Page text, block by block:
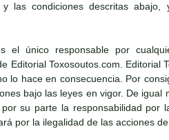
las condiciones descritas
el único responsable por
Editorial Toxosoutos.com.
lo hace en consecuencia. Por
bajo las leyes en vigor. De
su parte la responsabilidad por
por la ilegalidad de las acciones